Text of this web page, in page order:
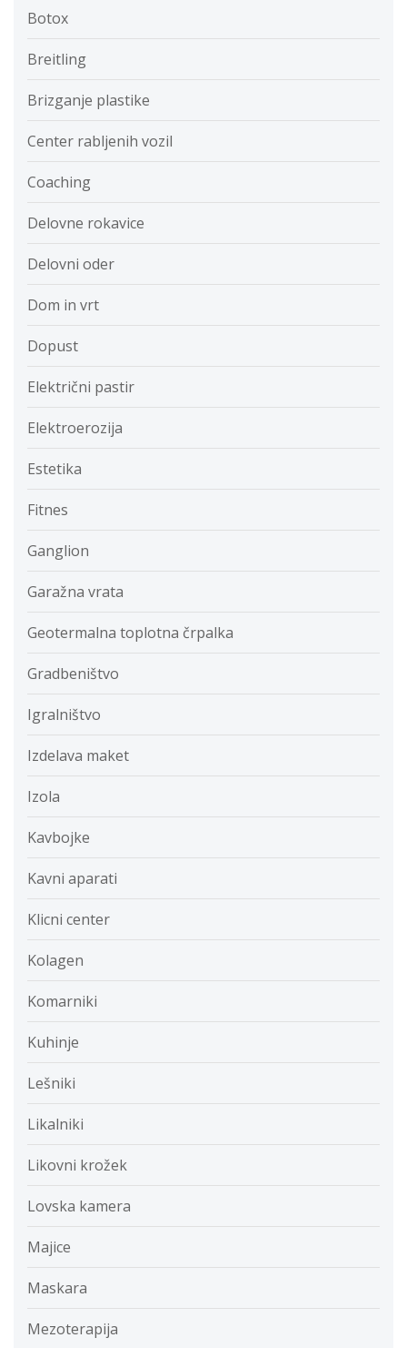
Botox
Breitling
Brizganje plastike
Center rabljenih vozil
Coaching
Delovne rokavice
Delovni oder
Dom in vrt
Dopust
Električni pastir
Elektroerozija
Estetika
Fitnes
Ganglion
Garažna vrata
Geotermalna toplotna črpalka
Gradbeništvo
Igralništvo
Izdelava maket
Izola
Kavbojke
Kavni aparati
Klicni center
Kolagen
Komarniki
Kuhinje
Lešniki
Likalniki
Likovni krožek
Lovska kamera
Majice
Maskara
Mezoterapija